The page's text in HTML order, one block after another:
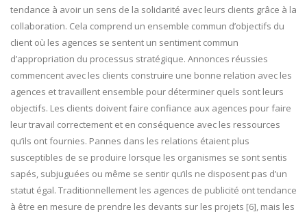
tendance à avoir un sens de la solidarité avec leurs clients grâce à la
collaboration. Cela comprend un ensemble commun d’objectifs du
client où les agences se sentent un sentiment commun
d’appropriation du processus stratégique. Annonces réussies
commencent avec les clients construire une bonne relation avec les
agences et travaillent ensemble pour déterminer quels sont leurs
objectifs. Les clients doivent faire confiance aux agences pour faire
leur travail correctement et en conséquence avec les ressources
qu’ils ont fournies. Pannes dans les relations étaient plus
susceptibles de se produire lorsque les organismes se sont sentis
sapés, subjuguées ou même se sentir qu’ils ne disposent pas d’un
statut égal. Traditionnellement les agences de publicité ont tendance
à être en mesure de prendre les devants sur les projets [6], mais les